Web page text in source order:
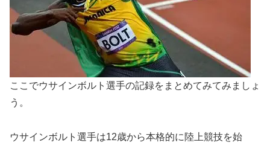
ここでウサインボルト選手の記録をまとめてみてみましょ
う。
ウサインボルト選手は12歳から本格的に陸上競技を始